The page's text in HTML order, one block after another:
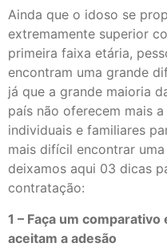
Ainda que o idoso se
extremamente superior
primeira faixa etária,
encontram uma grande
já que a grande maioria
país não oferecem mais
individuais e familiares
mais difícil encontrar
deixamos aqui 03 dicas
contratação:
1 – Faça um
aceitam a adesão